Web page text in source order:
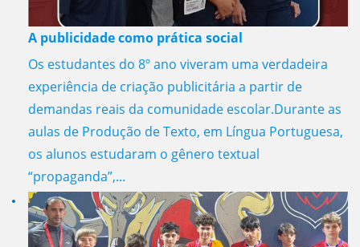
A publicidade como prática social
Os estudantes do 8º ano viveram uma verdadeira
experiência de criação publicitária a partir de
demandas reais da comunidade escolar.Durante as
aulas de Produção de Texto, em Língua Portuguesa,
os alunos estudaram o gênero textual
“propaganda”,...